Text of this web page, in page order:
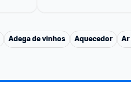
Adega de vinhos Aquecedor Ar